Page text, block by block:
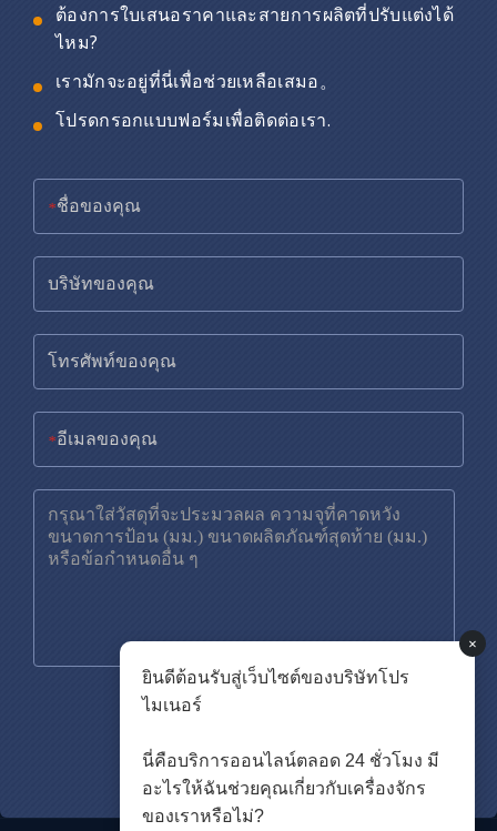
ต้องการใบเสนอราคาและสายการผลิตที่ปรับแต่งได้
ไหม?
เรามักจะอยู่ที่นี่เพื่อช่วยเหลือเสมอ。
โปรดกรอกแบบฟอร์มเพื่อติดต่อเรา.
*
*
×
ยินดีต้อนรับสู่เว็บไซต์ของบริษัทโปร
ไมเนอร์
นี่คือบริการออนไลน์ตลอด 24 ชั่วโมง มี
อะไรให้ฉันช่วยคุณเกี่ยวกับเครื่องจักร
ของเราหรือไม่?